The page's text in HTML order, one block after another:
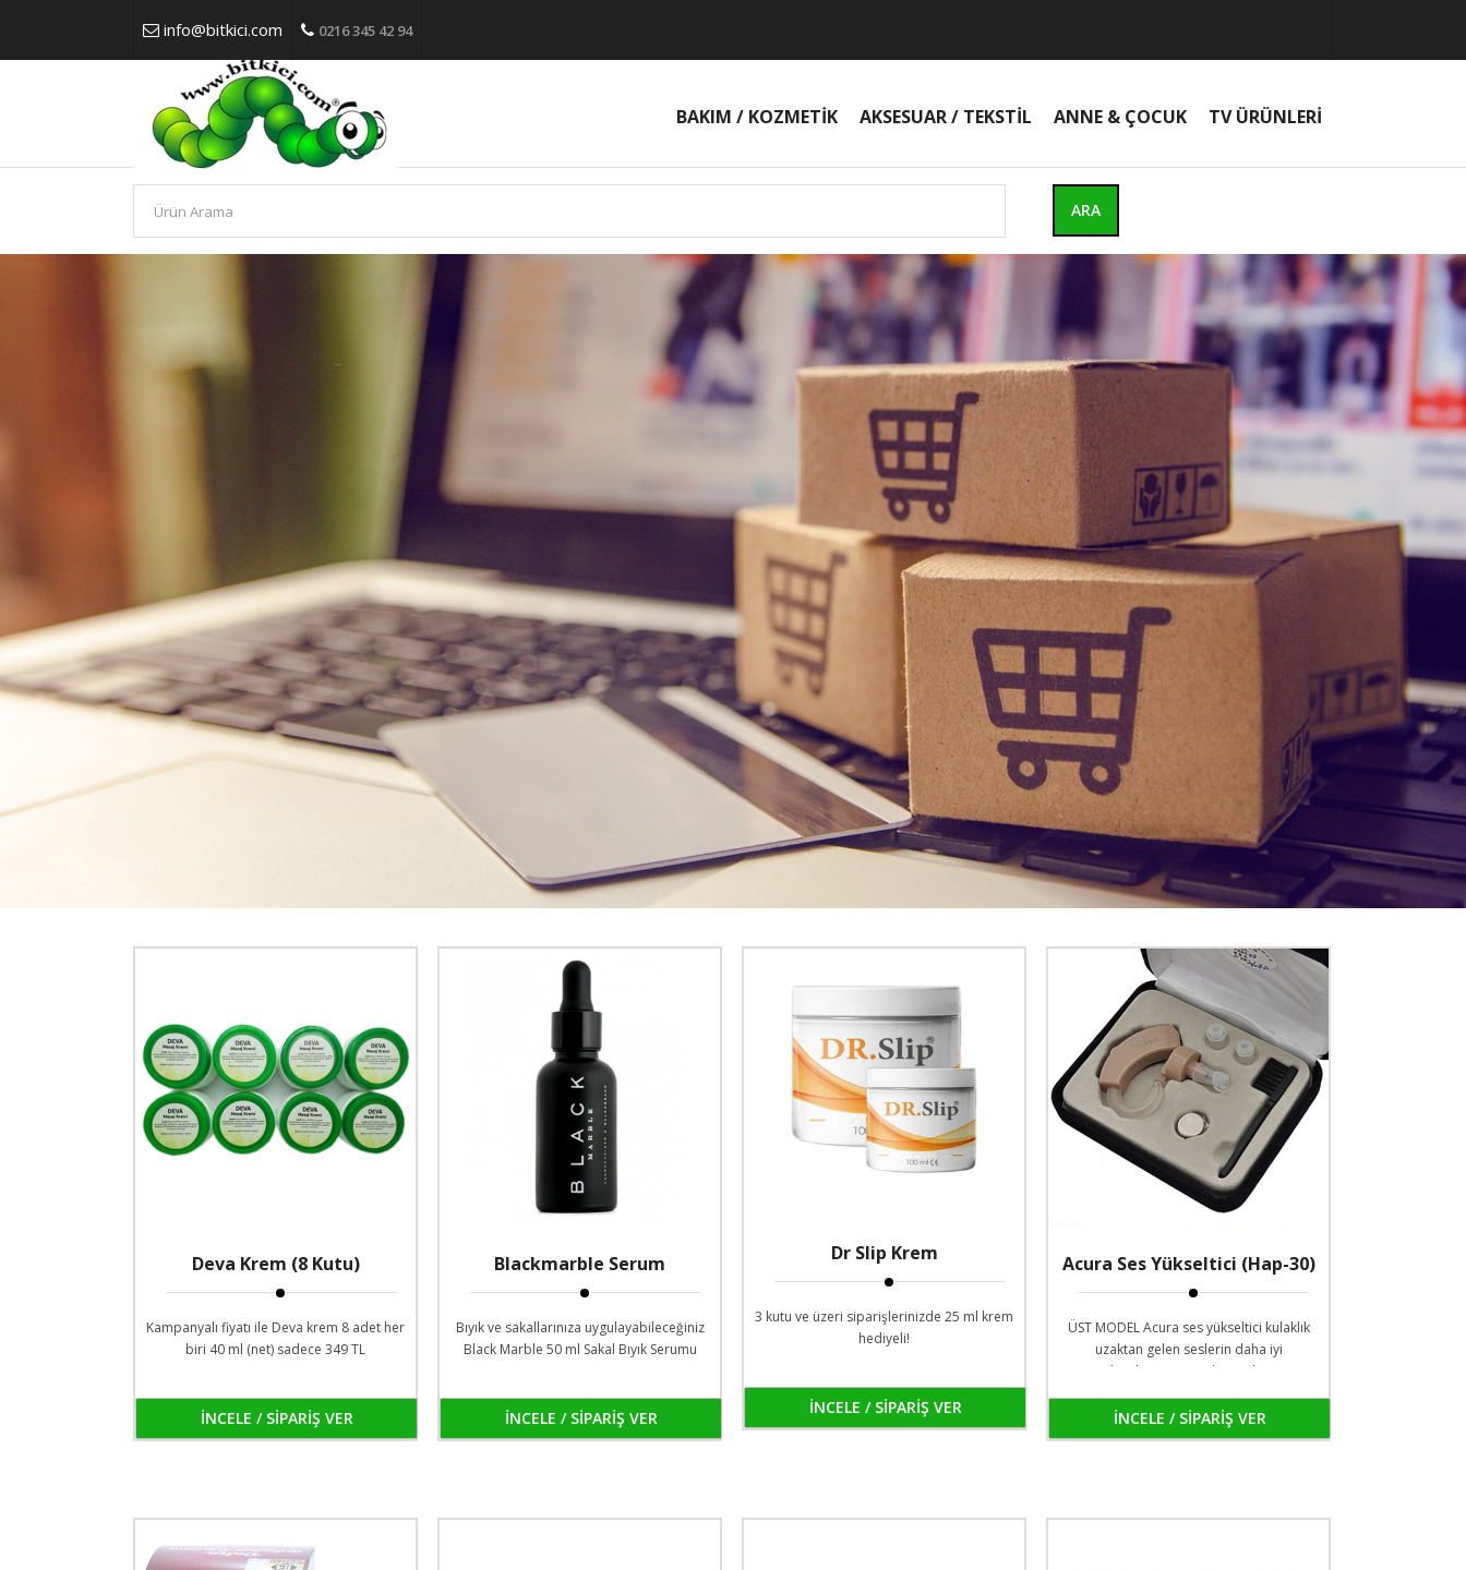
info@bitkici.com 0216 345 42 94
BAKIM / KOZMETİK AKSESUAR / TEKSTİL ANNE & ÇOCUK TV ÜRÜNLERİ
Deva Krem (8 Kutu)
Kampanyalı fiyatı ile Deva krem 8 adet her
biri 40 ml (net) sadece 349 TL
İNCELE / SİPARİŞ VER
Blackmarble Serum
Bıyık ve sakallarınıza uygulayabileceğiniz
Black Marble 50 ml Sakal Bıyık Serumu
İNCELE / SİPARİŞ VER
Dr Slip Krem
3 kutu ve üzeri siparişlerinizde 25 ml krem
hediyeli!
İNCELE / SİPARİŞ VER
Acura Ses Yükseltici (Hap-30)
ÜST MODEL Acura ses yükseltici kulaklık
uzaktan gelen seslerin daha iyi
duyulmasına yardımcı olur.
İNCELE / SİPARİŞ VER